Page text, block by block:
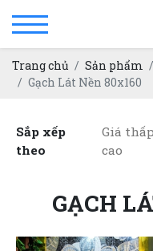
Trang chủ Sản phẩm
Gạch Lát Nền 80x160
Sắp xếp
theo
Giá
cao
GẠCH